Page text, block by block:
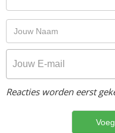
Reacties worden eerst